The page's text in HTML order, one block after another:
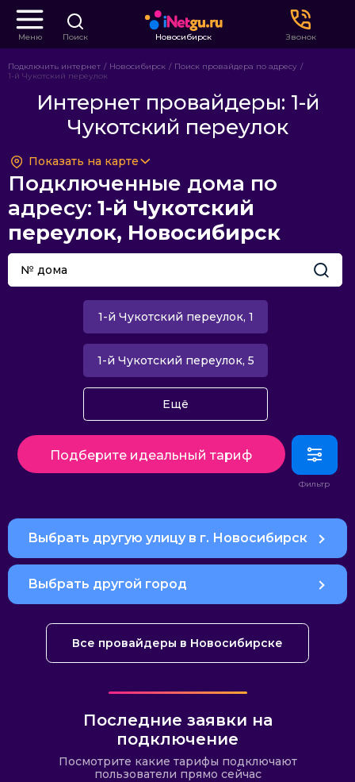
Меню Поиск Новосибирск Звонок
Подключить интернет Новосибирск
Поиск провайдера по адресу
1-й Чукотский переулок
Интернет провайдеры: 1-й
Чукотский переулок
Показать на карте
Подключенные дома по
адресу: 1-й Чукотский
переулок, Новосибирск
1-й Чукотский переулок, 1
1-й Чукотский переулок, 5
Ещё
Подберите идеальный тариф
Выбрать другую улицу в г. Новосибирск
Выбрать другой город
Все провайдеры в Новосибирске
Последние заявки на
подключение
Посмотрите какие тарифы подключают
пользователи прямо сейчас